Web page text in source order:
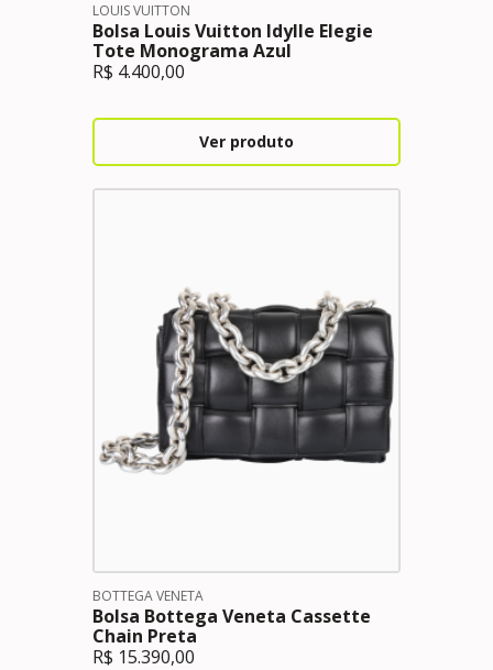
LOUIS VUITTON
Bolsa Louis Vuitton Idylle Elegie
Tote Monograma Azul
R$ 4.400,00
Ver produto
BOTTEGA VENETA
Bolsa Bottega Veneta Cassette
Chain Preta
R$ 15.390,00